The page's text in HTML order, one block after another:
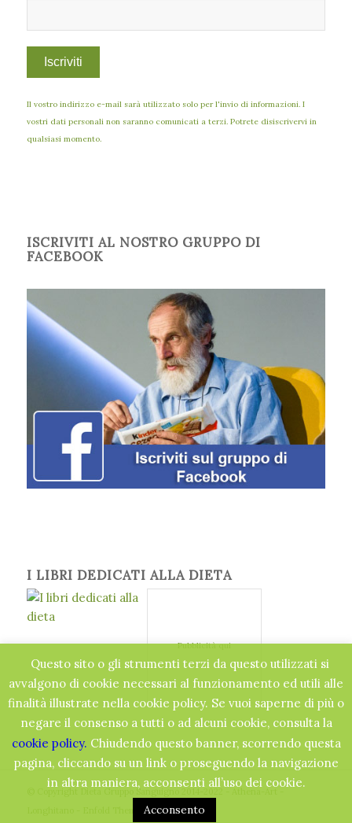
Il vostro indirizzo e-mail sarà utilizzato solo per l'invio di informazioni. I
vostri dati personali non saranno comunicati a terzi. Potrete disiscrivervi in
qualsiasi momento.
ISCRIVITI AL NOSTRO GRUPPO DI
FACEBOOK
I LIBRI DEDICATI ALLA DIETA
Pubblicità qui
© Copyright Dieta Gruppo Sanguigno 2014-2022 - Athena-Art -
Enfold Theme by Kriesi
Questo sito o gli strumenti terzi da questo utilizzati si
avvalgono di cookie necessari al funzionamento ed utili alle
finalità illustrate nella cookie policy. Se vuoi saperne di più o
negare il consenso a tutti o ad alcuni cookie, consulta la
cookie policy. Chiudendo questo banner, scorrendo questa
pagina, cliccando su un link o proseguendo la navigazione
in altra maniera, acconsenti all’uso dei cookie.
Acconsento